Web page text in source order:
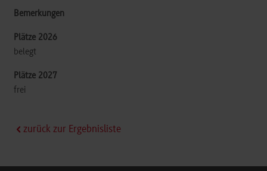
belegt
frei
zurück zur Ergebnisliste